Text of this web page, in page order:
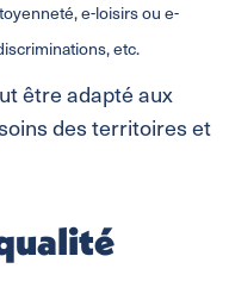
e-loisirs ou e-
etc.
être adapté aux
des territoires et